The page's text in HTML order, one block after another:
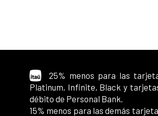
25% menos para las
Platinum, Infinite, Black y
débito de Personal Bank.
15% menos para las demás